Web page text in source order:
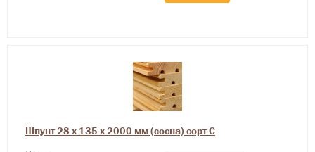
Шпунт 28 х 135 х 2000 мм (сосна) сорт С